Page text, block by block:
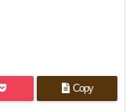
Copy